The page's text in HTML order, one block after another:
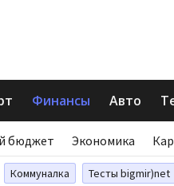
Финансы Авто
бюджет Экономика
Коммуналка Тесты bigmir)net